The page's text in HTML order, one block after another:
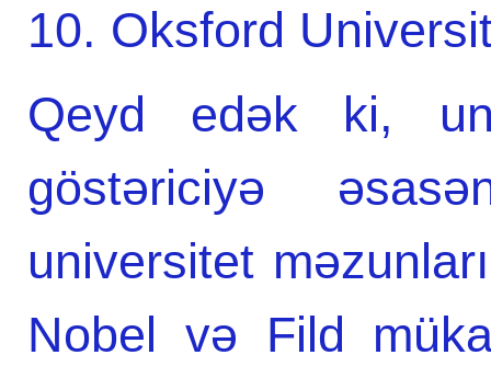
10. Oksford
Qeyd edək ki,
göstəriciyə
universitet
Nobel və Fild